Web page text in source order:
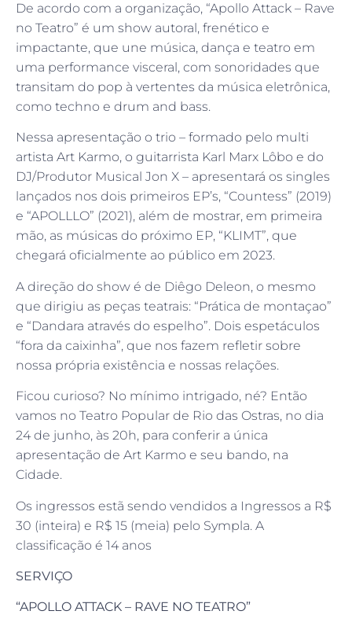
De acordo com a organização, “Apollo Attack – Rave
no Teatro” é um show autoral, frenético e
impactante, que une música, dança e teatro em
uma performance visceral, com sonoridades que
transitam do pop à vertentes da música eletrônica,
como techno e drum and bass.
Nessa apresentação o trio – formado pelo multi
artista Art Karmo, o guitarrista Karl Marx Lôbo e do
DJ/Produtor Musical Jon X – apresentará os singles
lançados nos dois primeiros EP’s, “Countess” (2019)
e “APOLLLO” (2021), além de mostrar, em primeira
mão, as músicas do próximo EP, “KLIMT”, que
chegará oficialmente ao público em 2023.
A direção do show é de Diêgo Deleon, o mesmo
que dirigiu as peças teatrais: “Prática de montaçao”
e “Dandara através do espelho”. Dois espetáculos
“fora da caixinha”, que nos fazem refletir sobre
nossa própria existência e nossas relações.
Ficou curioso? No mínimo intrigado, né? Então
vamos no Teatro Popular de Rio das Ostras, no dia
24 de junho, às 20h, para conferir a única
apresentação de Art Karmo e seu bando, na
Cidade.
Os ingressos estã sendo vendidos a Ingressos a R$
30 (inteira) e R$ 15 (meia) pelo Sympla. A
classificação é 14 anos
SERVIÇO
“APOLLO ATTACK – RAVE NO TEATRO”